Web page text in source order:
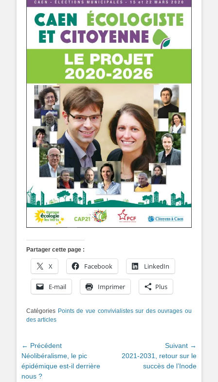
Partager cette page :
X Facebook LinkedIn
E-mail Imprimer Plus
Catégories Points de vue convivialistes sur des ouvrages ou
des articles
Navigation
de
l’article
← Précédent
Article
précédent :
Néolibéralisme, le pic
épidémique est-il derrière
nous ?
Suivant →
Article2021-2031, retour sur le
succès de l’Inode